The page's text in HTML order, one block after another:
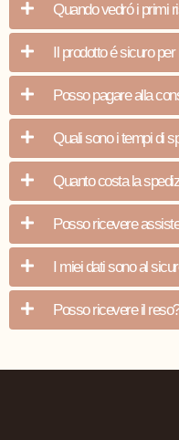
Quando vedró i primi
Il prodotto é sicuro per
Posso pagare alla
Quali sono i tempi di
Quanto costa la
Posso ricevere
I miei dati sono al
Posso ricevere il reso?